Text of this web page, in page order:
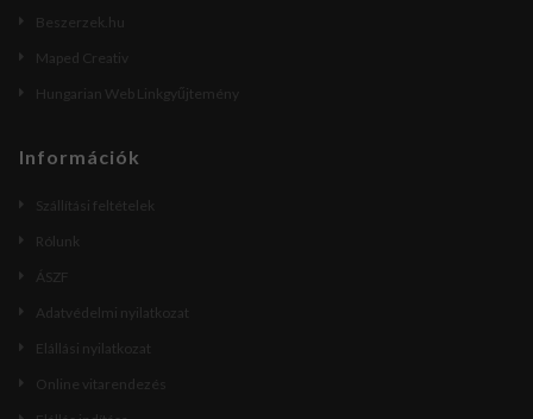
Beszerzek.hu
Maped Creativ
Hungarian Web Linkgyűjtemény
Információk
Szállítási feltételek
Rólunk
ÁSZF
Adatvédelmi nyilatkozat
Elállási nyilatkozat
Online vitarendezés